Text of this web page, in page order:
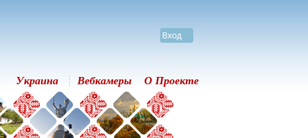
Вход
Украина Вебкамеры О Проекте